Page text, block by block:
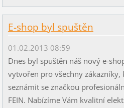
E-shop byl spuštěn
01.02.2013 08:59
Dnes byl spuštěn náš nový e-
vytvořen pro všechny
seznámit se značkou
FEIN. Nabízíme Vám kvalitní